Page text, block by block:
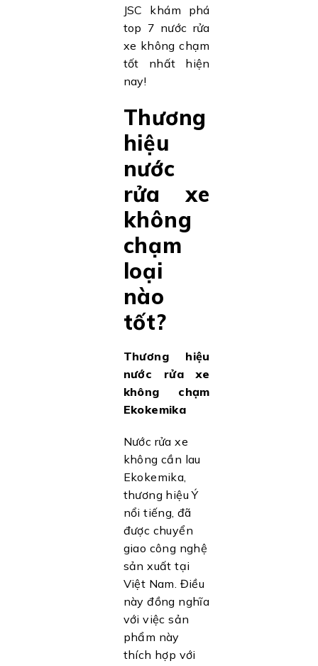
JSC khám phá
top 7 nước rửa
xe không chạm
tốt nhất hiện
nay!
Thương
hiệu
nước
rửa xe
không
chạm
loại
nào
tốt?
Thương hiệu
nước rửa xe
không chạm
Ekokemika
Nước rửa xe
không cần lau
Ekokemika,
thương hiệu Ý
nổi tiếng, đã
được chuyển
giao công nghệ
sản xuất tại
Việt Nam. Điều
này đồng nghĩa
với việc sản
phẩm này
thích hợp với